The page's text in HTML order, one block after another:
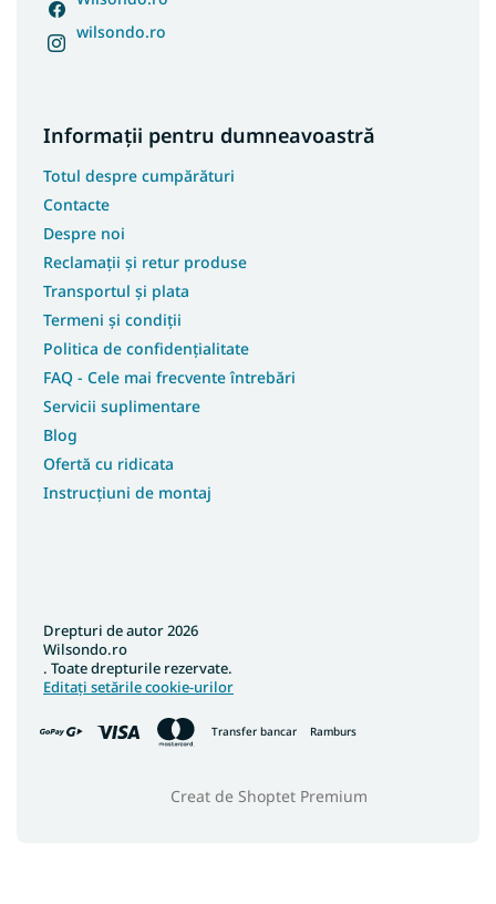
wilsondo.ro
Informații pentru dumneavoastră
Totul despre cumpărături
Contacte
Despre noi
Reclamații și retur produse
Transportul și plata
Termeni și condiții
Politica de confidențialitate
FAQ - Cele mai frecvente întrebări
Servicii suplimentare
Blog
Ofertă cu ridicata
Instrucțiuni de montaj
Transfer bancar Ramburs
Creat de Shoptet Premium
Drepturi de autor 2026
Wilsondo.ro
. Toate drepturile rezervate.
Editați setările cookie-urilor